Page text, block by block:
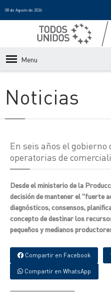
08 de Agosto de 2026
Menu
Noticias
En seis años el
operatorias de
Desde el ministerio de la
decisión de mantener el "fuerte
diagnósticos, consensos,
concepto de destinar los
pequeños y medianos
Compartir en Facebook
Compartir en WhatsApp